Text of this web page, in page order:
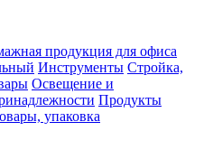
продукция для офиса
Инструменты Стройка,
Освещение и
Продукты
упаковка